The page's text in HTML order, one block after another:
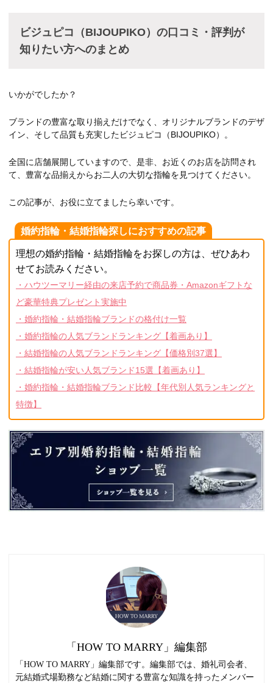
ビジュピコ（BIJOUPIKO）の口コミ・評判が
知りたい方へのまとめ
いかがでしたか？
ブランドの豊富な取り揃えだけでなく、オリジナルブランドのデザ
イン、そして品質も充実したビジュピコ（BIJOUPIKO）。
全国に店舗展開していますので、是非、お近くのお店を訪問され
て、豊富な品揃えからお二人の大切な指輪を見つけてください。
この記事が、お役に立てましたら幸いです。
婚約指輪・結婚指輪探しにおすすめの記事
理想の婚約指輪・結婚指輪をお探しの方は、ぜひあわ
せてお読みください。
・ハウツーマリー経由の来店予約で商品券・Amazonギフトな
ど豪華特典プレゼント実施中
・婚約指輪・結婚指輪ブランドの格付け一覧
・婚約指輪の人気ブランドランキング【着画あり】
・結婚指輪の人気ブランドランキング【価格別37選】
・結婚指輪が安い人気ブランド15選【着画あり】
・婚約指輪・結婚指輪ブランド比較【年代別人気ランキングと
特徴】
「HOW TO MARRY」編集部
「HOW TO MARRY」編集部です。編集部では、婚礼司会者、
元結婚式場勤務など結婚に関する豊富な知識を持ったメンバー